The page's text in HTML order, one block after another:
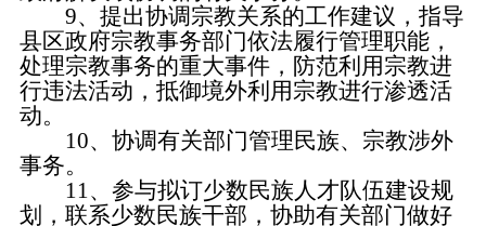
9、提出协调宗教关系的工作建议，指导
县区政府宗教事务部门依法履行管理职能，
处理宗教事务的重大事件，防范利用宗教进
行违法活动，抵御境外利用宗教进行渗透活
动。
10、协调有关部门管理民族、宗教涉外
事务。
11、参与拟订少数民族人才队伍建设规
划，联系少数民族干部，协助有关部门做好